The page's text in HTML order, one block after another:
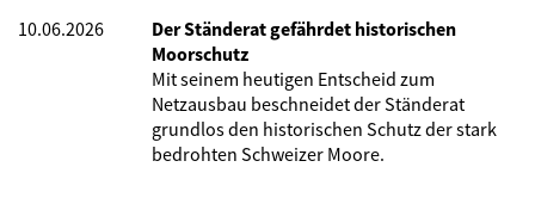
10.06.2026
Der Ständerat gefährdet historischen
Moorschutz
Mit seinem heutigen Entscheid zum
Netzausbau beschneidet der Ständerat
grundlos den historischen Schutz der stark
bedrohten Schweizer Moore.